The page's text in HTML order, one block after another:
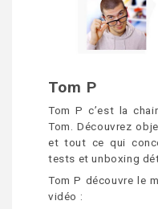
Tom P
Tom P c’est la
Tom. Découvrez
et tout ce qui
tests et unboxing
Tom P découvre le
vidéo :